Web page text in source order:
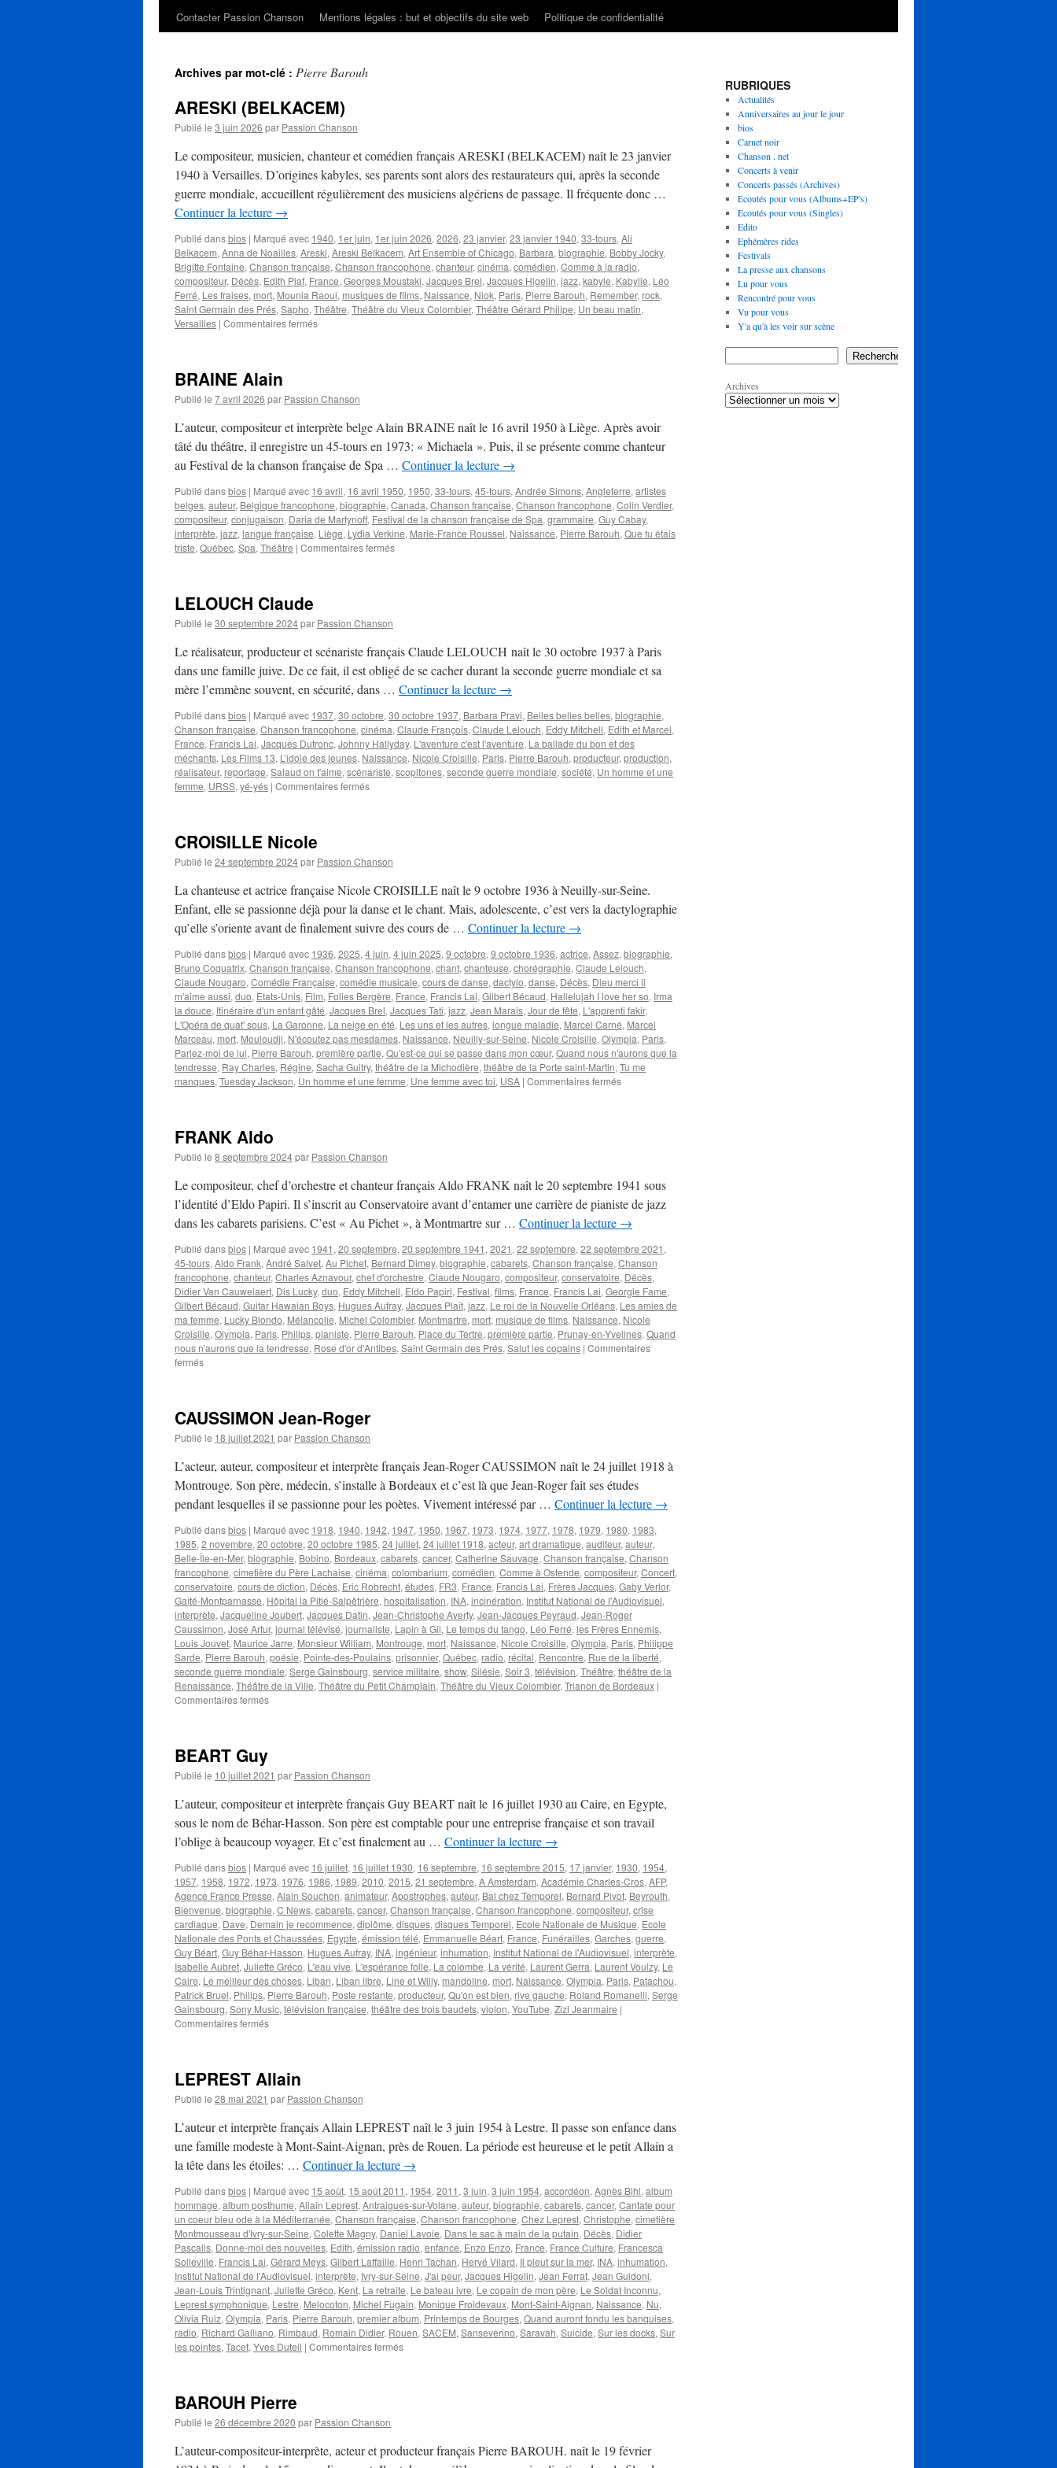
Contacter Passion Chanson
Mentions légales : but et objectifs du site web Politique de confidentialité
Archives par mot-clé : Pierre Barouh
ARESKI (BELKACEM)
Publié le 3 juin 2026 par Passion Chanson
Le compositeur, musicien, chanteur et comédien français ARESKI (BELKACEM) naît le 23 janvier
1940 à Versailles. D’origines kabyles, ses parents sont alors des restaurateurs qui, après la seconde
guerre mondiale, accueillent régulièrement des musiciens algériens de passage. Il fréquente donc …
Continuer la lecture →
Publié dansbios | Marqué avec 1940, 1er juin, 1er juin 2026, 2026, 23 janvier, 23 janvier 1940, 33-tours, Ali
Belkacem, Anna de Noailles, Areski, Areski Belkacem, Art Ensemble of Chicago, Barbara, biographie, Bobby Jocky,
Brigitte Fontaine, Chanson française, Chanson francophone, chanteur, cinéma, comédien, Comme à la radio,
compositeur, Décès, Edith Piaf, France, Georges Moustaki, Jacques Brel, Jacques Higelin, jazz, kabyle, Kabylie, Léo
Ferré, Les fraises, mort, Mounia Raoui, musiques de films, Naissance, Niok, Paris, Pierre Barouh, Remember, rock,
Saint Germain des Prés, Sapho, Théâtre, Théâtre du Vieux Colombier, Théâtre Gérard Philipe, Un beau matin,
Versailles | Commentaires ferméssur
BRAINE Alain
Publié le 7 avril 2026 par Passion Chanson
L’auteur, compositeur et interprète belge Alain BRAINE naît le 16 avril 1950 à Liège. Après avoir
tâté du théâtre, il enregistre un 45-tours en 1973: « Michaela ». Puis, il se présente comme chanteur
au Festival de la chanson française de Spa … Continuer la lecture →
Publié dansbios | Marqué avec 16 avril, 16 avril 1950, 1950, 33-tours, 45-tours, Andrée Simons, Angleterre, artistes
belges, auteur, Belgique francophone, biographie, Canada, Chanson française, Chanson francophone, Colin Verdier,
compositeur, conjugaison, Daria de Martynoff, Festival de la chanson française de Spa, grammaire, Guy Cabay,
interprète, jazz, langue française, Liège, Lydia Verkine, Marie-France Roussel, Naissance, Pierre Barouh, Que tu étais
triste, Québec, Spa, Théâtre | Commentaires ferméssur
LELOUCH Claude
Publié le 30 septembre 2024par Passion Chanson
Le réalisateur, producteur et scénariste français Claude LELOUCH naît le 30 octobre 1937 à Paris
dans une famille juive. De ce fait, il est obligé de se cacher durant la seconde guerre mondiale et sa
mère l’emmène souvent, en sécurité, dans … Continuer la lecture →
Publié dansbios | Marqué avec 1937, 30 octobre, 30 octobre 1937, Barbara Pravi, Belles belles belles, biographie,
Chanson française, Chanson francophone, cinéma, Claude François, Claude Lelouch, Eddy Mitchell, Edith et Marcel,
France, Francis Lai, Jacques Dutronc, Johnny Hallyday, L'aventure c'est l'aventure, La ballade du bon et des
méchants, Les Films 13, L’idole des jeunes, Naissance, Nicole Croisille, Paris, Pierre Barouh, producteur, production,
réalisateur, reportage, Salaud on t'aime, scénariste, scopitones, seconde guerre mondiale, société, Un homme et une
femme, URSS, yé-yés | Commentaires ferméssur
CROISILLE Nicole
Publié le 24 septembre 2024par Passion Chanson
La chanteuse et actrice française Nicole CROISILLE naît le 9 octobre 1936 à Neuilly-sur-Seine.
Enfant, elle se passionne déjà pour la danse et le chant. Mais, adolescente, c’est vers la dactylographie
qu’elle s’oriente avant de finalement suivre des cours de … Continuer la lecture →
Publié dansbios | Marqué avec 1936, 2025, 4 juin, 4 juin 2025, 9 octobre, 9 octobre 1936, actrice, Assez, biographie,
Bruno Coquatrix, Chanson française, Chanson francophone, chant, chanteuse, chorégraphie, Claude Lelouch,
Claude Nougaro, Comédie Française, comédie musicale, cours de danse, dactylo, danse, Décès, Dieu merci il
m'aime aussi, duo, Etats-Unis, Film, Folies Bergère, France, Francis Lai, Gilbert Bécaud, Hallelujah I love her so, Irma
la douce, Itinéraire d'un enfant gâté, Jacques Brel, Jacques Tati, jazz, Jean Marais, Jour de fête, L'apprenti fakir,
L'Opéra de quat' sous, La Garonne, La neige en été, Les uns et les autres, longue maladie, Marcel Carné, Marcel
Marceau, mort, Mouloudji, N'écoutez pas mesdames, Naissance, Neuilly-sur-Seine, Nicole Croisille, Olympia, Paris,
Parlez-moi de lui, Pierre Barouh, première partie, Qu'est-ce qui se passe dans mon cœur, Quand nous n'aurons que la
tendresse, Ray Charles, Régine, Sacha Guitry, théâtre de la Michodière, théâtre de la Porte saint-Martin, Tu me
manques, Tuesday Jackson, Un homme et une femme, Une femme avec toi, USA | Commentaires ferméssur
FRANK Aldo
Publié le 8 septembre 2024par Passion Chanson
Le compositeur, chef d’orchestre et chanteur français Aldo FRANK naît le 20 septembre 1941 sous
l’identité d’Eldo Papiri. Il s’inscrit au Conservatoire avant d’entamer une carrière de pianiste de jazz
dans les cabarets parisiens. C’est « Au Pichet », à Montmartre sur … Continuer la lecture →
Publié dansbios | Marqué avec 1941 , 20 septembre, 20 septembre 1941 , 2021 , 22 septembre, 22 septembre 2021 ,
45-tours, Aldo Frank, André Salvet, Au Pichet, Bernard Dimey, biographie, cabarets, Chanson française, Chanson
francophone, chanteur, Charles Aznavour, chef d'orchestre, Claude Nougaro, compositeur, conservatoire, Décès,
Didier Van Cauwelaert, Dis Lucky, duo, Eddy Mitchell, Eldo Papiri, Festival, films, France, Francis Lai, Georgie Fame,
Gilbert Bécaud, Guitar Hawaian Boys, Hugues Aufray, Jacques Plaît, jazz, Le roi de la Nouvelle Orléans, Les amies de
ma femme, Lucky Blondo, Mélancolie, Michel Colombier, Montmartre, mort, musique de films, Naissance, Nicole
Croisille, Olympia, Paris, Philips, pianiste, Pierre Barouh, Place du Tertre, première partie, Prunay-en-Yvelines, Quand
nous n'aurons que la tendresse, Rose d'or d'Antibes, Saint Germain des Prés, Salut les copains | Commentaires
ferméssur
CAUSSIMON Jean-Roger
Publié le 18 juillet 2021 par Passion Chanson
L’acteur, auteur, compositeur et interprète français Jean-Roger CAUSSIMON naît le 24 juillet 1918 à
Montrouge. Son père, médecin, s’installe à Bordeaux et c’est là que Jean-Roger fait ses études
pendant lesquelles il se passionne pour les poètes. Vivement intéressé par … Continuer la lecture →
Publié dansbios | Marqué avec 1918, 1940, 1942, 1947, 1950, 1967, 1973, 1974, 1977, 1978, 1979, 1980, 1983,
1985, 2 novembre, 20 octobre, 20 octobre 1985, 24 juillet, 24 juillet 1918, acteur, art dramatique, auditeur, auteur,
Belle-Île-en-Mer, biographie, Bobino, Bordeaux, cabarets, cancer, Catherine Sauvage, Chanson française, Chanson
francophone, cimetière du Père Lachaise, cinéma, colombarium, comédien, Comme à Ostende, compositeur, Concert,
conservatoire, cours de diction, Décès, Eric Robrecht, études, FR3, France, Francis Lai, Frères Jacques, Gaby Verlor,
Gaîté-Montparnasse, Hôpital la Pitié-Salpêtrière, hospitalisation, INA, incinération, Institut National de l'Audiovisuel,
interprète, Jacqueline Joubert, Jacques Datin, Jean-Christophe Averty, Jean-Jacques Peyraud, Jean-Roger
Caussimon, José Artur, journal télévisé, journaliste, Lapin à Gil, Le temps du tango, Léo Ferré, les Frères Ennemis,
Louis Jouvet, Maurice Jarre, Monsieur William, Montrouge, mort, Naissance, Nicole Croisille, Olympia, Paris, Philippe
Sarde, Pierre Barouh, poésie, Pointe-des-Poulains, prisonnier, Québec, radio, récital, Rencontre, Rue de la liberté,
seconde guerre mondiale, Serge Gainsbourg, service militaire, show, Silésie, Soir 3, télévision, Théâtre, théâtre de la
Renaissance, Théâtre de la Ville, Théâtre du Petit Champlain, Théâtre du Vieux Colombier, Trianon de Bordeaux |
Commentaires ferméssur
BEART Guy
Publié le 10 juillet 2021 par Passion Chanson
L’auteur, compositeur et interprète français Guy BEART naît le 16 juillet 1930 au Caire, en Egypte,
sous le nom de Béhar-Hasson. Son père est comptable pour une entreprise française et son travail
l’oblige à beaucoup voyager. Et c’est finalement au … Continuer la lecture →
Publié dansbios | Marqué avec 16 juillet, 16 juillet 1930, 16 septembre, 16 septembre 2015, 17 janvier, 1930, 1954,
1957, 1958, 1972, 1973, 1976, 1986, 1989, 2010, 2015, 21 septembre, A Amsterdam, Académie Charles-Cros, AFP,
Agence France Presse, Alain Souchon, animateur, Apostrophes, auteur, Bal chez Temporel, Bernard Pivot, Beyrouth,
Bienvenue, biographie, C News, cabarets, cancer, Chanson française, Chanson francophone, compositeur, crise
cardiaque, Dave, Demain je recommence, diplôme, disques, disques Temporel, Ecole Nationale de Musique, Ecole
Nationale des Ponts et Chaussées, Egypte, émission télé, Emmanuelle Béart, France, Funérailles, Garches, guerre,
Guy Béart, Guy Béhar-Hasson, Hugues Aufray, INA, ingénieur, inhumation, Institut National de l'Audiovisuel, interprète,
Isabelle Aubret, Juliette Gréco, L'eau vive, L'espérance folle, La colombe, La vérité, Laurent Gerra, Laurent Voulzy, Le
Caire, Le meilleur des choses, Liban, Liban libre, Line et Willy, mandoline, mort, Naissance, Olympia, Paris, Patachou,
Patrick Bruel, Philips, Pierre Barouh, Poste restante, producteur, Qu'on est bien, rive gauche, Roland Romanelli, Serge
Gainsbourg, Sony Music, télévision française, théâtre des trois baudets, violon, YouTube, Zizi Jeanmaire |
Commentaires ferméssur
LEPREST Allain
Publié le 28 mai 2021 par Passion Chanson
L’auteur et interprète français Allain LEPREST naît le 3 juin 1954 à Lestre. Il passe son enfance dans
une famille modeste à Mont-Saint-Aignan, près de Rouen. La période est heureuse et le petit Allain a
la tête dans les étoiles: … Continuer la lecture →
Publié dansbios | Marqué avec 15 août, 15 août 2011 , 1954, 2011 , 3 juin, 3 juin 1954, accordéon, Agnès Bihl, album
hommage, album posthume, Allain Leprest, Antraigues-sur-Volane, auteur, biographie, cabarets, cancer, Cantate pour
un coeur bleu ode à la Méditerranée, Chanson française, Chanson francophone, Chez Leprest, Christophe, cimetière
Montmousseau d'Ivry-sur-Seine, Colette Magny, Daniel Lavoie, Dans le sac à main de la putain, Décès, Didier
Pascalis, Donne-moi des nouvelles, Edith, émission radio, enfance, Enzo Enzo, France, France Culture, Francesca
Solleville, Francis Lai, Gérard Meys, Gilbert Laffaille, Henri Tachan, Hervé Vilard, Il pleut sur la mer, INA, inhumation,
Institut National de l'Audiovisuel, interprète, Ivry-sur-Seine, J'ai peur, Jacques Higelin, Jean Ferrat, Jean Guidoni,
Jean-Louis Trintignant, Juliette Gréco, Kent, La retraite, Le bateau ivre, Le copain de mon père, Le Soldat Inconnu,
Leprest symphonique, Lestre, Melocoton, Michel Fugain, Monique Froidevaux, Mont-Saint-Aignan, Naissance, Nu,
Olivia Ruiz, Olympia, Paris, Pierre Barouh, premier album, Printemps de Bourges, Quand auront fondu les banquises,
radio, Richard Galliano, Rimbaud, Romain Didier, Rouen, SACEM, Sanseverino, Saravah, Suicide, Sur les docks, Sur
les pointes, Tacet, Yves Duteil | Commentaires ferméssur
BAROUH Pierre
Publié le 26 décembre 2020 par Passion Chanson
L’auteur-compositeur-interprète, acteur et producteur français Pierre BAROUH. naît le 19 février
RUBRIQUES
Actualités
Anniversaires au jour le jour
bios
Carnet noir
Chanson . net
Concerts à venir
Concerts passés (Archives)
Ecoutés pour vous (Albums+EP's)
Ecoutés pour vous (Singles)
Edito
Ephémères rides
Festivals
La presse aux chansons
Lu pour vous
Rencontré pour vous
Vu pour vous
Y'a qu'à les voir sur scène
Rechercher
Archives